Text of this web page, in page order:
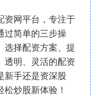
资网平台，专注于
过简单的三步操
选择配资方案、提
透明、灵活的配资
新手还是资深股
炒股新体验！